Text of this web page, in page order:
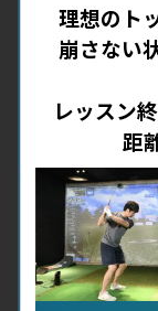
理想のト
崩さない
レッスン
距